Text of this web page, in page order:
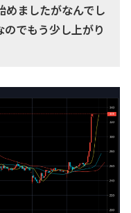
めましたがなんでし
でもう少し上がり